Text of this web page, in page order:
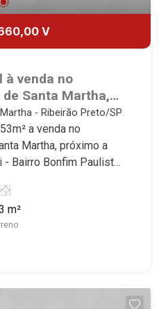
V
à venda no
Santa Martha,
Fregonezi -
- Ribeirão Preto/SP
a venda no
Martha, próximo a
Bairro Bonfim Paulista,
Imobiliária
m²